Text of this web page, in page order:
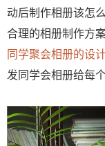
动后制作相册该怎
合理的相册制作方
同学聚会相册的设
发同学会相册给每